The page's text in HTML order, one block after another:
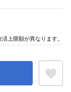
上限額が異なります。